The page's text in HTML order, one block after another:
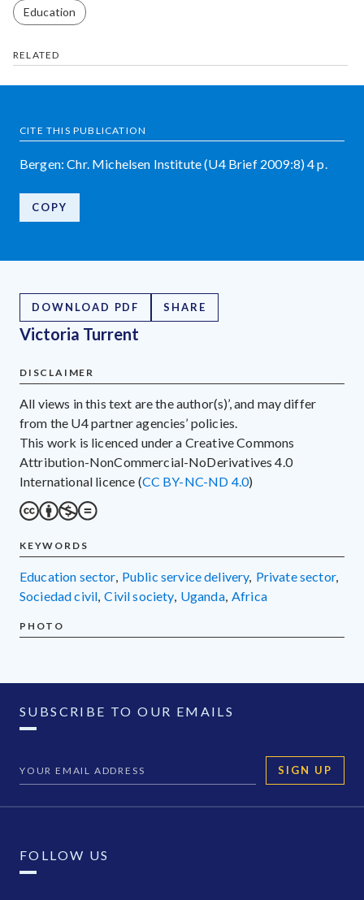
Education
RELATED
CITE THIS PUBLICATION
Bergen: Chr. Michelsen Institute (U4 Brief 2009:8) 4 p.
COPY
DOWNLOAD PDF SHARE
Victoria Turrent
DISCLAIMER
All views in this text are the author(s)’, and may differ
from the U4 partner agencies’ policies.
This work is licenced under a Creative Commons
Attribution-NonCommercial-NoDerivatives 4.0
International licence (CC BY-NC-ND 4.0)
KEYWORDS
education sector, public service delivery, private sector,
sociedad civil, civil society, Uganda, Africa
PHOTO
SUBSCRIBE TO OUR EMAILS
SIGN UP
FOLLOW US